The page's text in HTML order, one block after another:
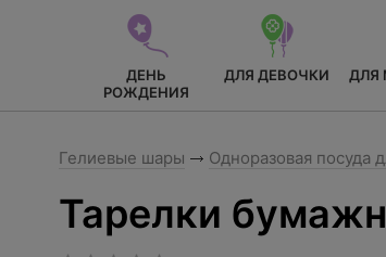
ДЕНЬ
РОЖДЕНИЯ
ДЛЯ ДЕВОЧКИ ДЛЯ
Гелиевые шары Одноразовая посуда
Тарелки